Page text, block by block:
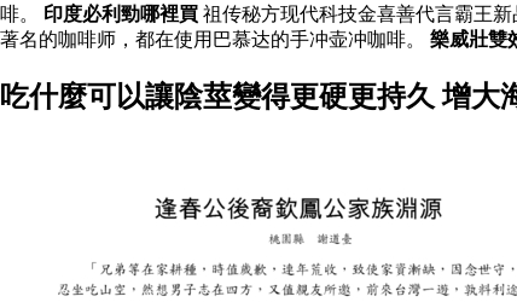
啡。 印度必利勁哪裡買 祖传秘方现代科技金喜善代言霸王新
著名的咖啡师，都在使用巴慕达的手冲壶冲咖啡。 樂威壯雙
吃什麼可以讓陰莖變得更硬更持久 增